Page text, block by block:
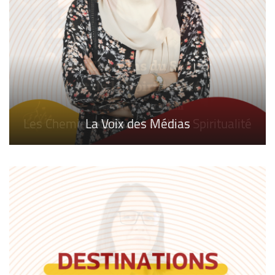
La Voix des Médias
Les Chemins du Savoir et de la Spiritualité
Cyber Securite